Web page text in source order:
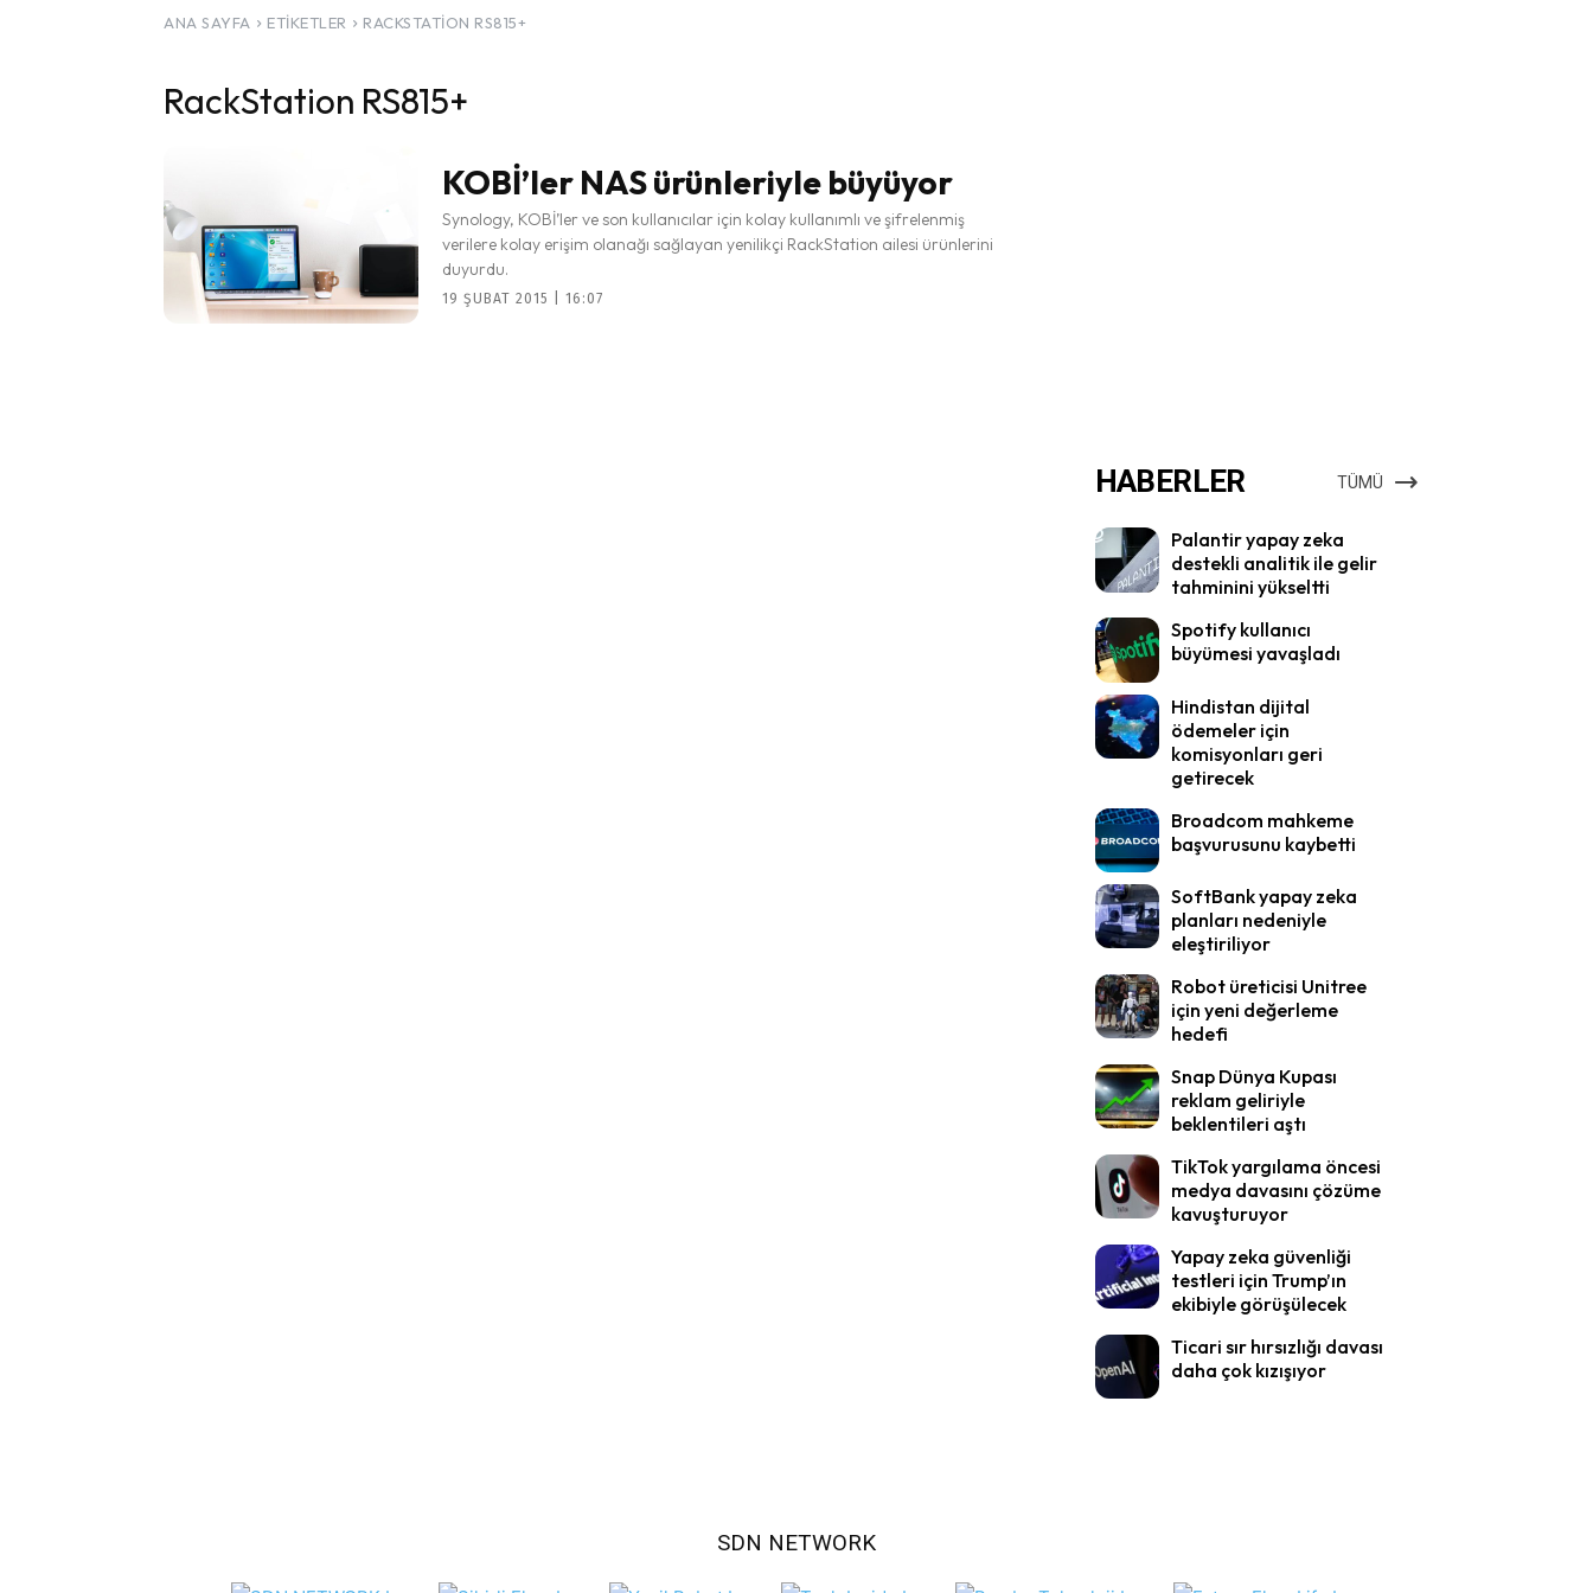
ANA SAYFA ETIKETLER RACKSTATION RS815+
RackStation RS815+
KOBİ’ler NAS ürünleriyle büyüyor
Synology, KOBİ’ler ve son kullanıcılar için kolay kullanımlı ve şifrelenmiş
verilere kolay erişim olanağı sağlayan yenilikçi RackStation ailesi ürünlerini
duyurdu.
19 ŞUBAT 2015 | 16:07
HABERLER TÜMÜ
Palantir yapay zeka
destekli analitik ile gelir
tahminini yükseltti
Spotify kullanıcı
büyümesi yavaşladı
Hindistan dijital
ödemeler için
komisyonları geri
getirecek
Broadcom mahkeme
başvurusunu kaybetti
SoftBank yapay zeka
planları nedeniyle
eleştiriliyor
Robot üreticisi Unitree
için yeni değerleme
hedefi
Snap Dünya Kupası
reklam geliriyle
beklentileri aştı
TikTok yargılama öncesi
medya davasını çözüme
kavuşturuyor
Yapay zeka güvenliği
testleri için Trump’ın
ekibiyle görüşülecek
Ticari sır hırsızlığı davası
daha çok kızışıyor
SDN NETWORK